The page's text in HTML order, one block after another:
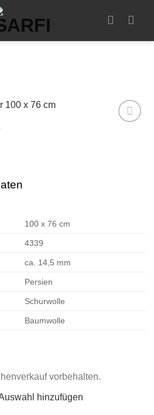
100 x 76 cm
4339
ca. 14,5 mm
Persien
Schurwolle
Baumwolle
vorbehalten.
hinzufügen